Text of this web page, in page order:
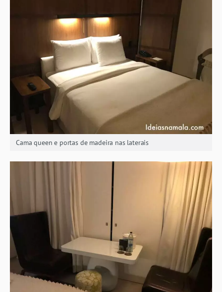
Cama queen e portas de madeira nas laterais